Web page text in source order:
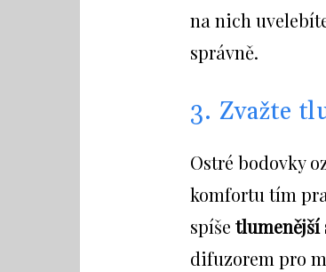
na nich
správně.
3. Zvažte
Ostré bodovky
komfortu tím
spíše tlumenější
difuzorem pro